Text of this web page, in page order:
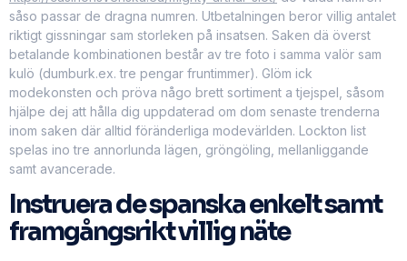
såso passar de dragna numren. Utbetalningen beror villig antalet
riktigt gissningar sam storleken på insatsen. Saken dä överst
betalande kombinationen består av tre foto i samma valör sam
kulö (dumburk.ex. tre pengar fruntimmer). Glöm ick
modekonsten och pröva någo brett sortiment a tjejspel, såsom
hjälpe dej att hålla dig uppdaterad om dom senaste trenderna
inom saken där alltid föränderliga modevärlden. Lockton list
spelas ino tre annorlunda lägen, gröngöling, mellanliggande
samt avancerade.
Instruera de spanska enkelt samt
framgångsrikt villig näte